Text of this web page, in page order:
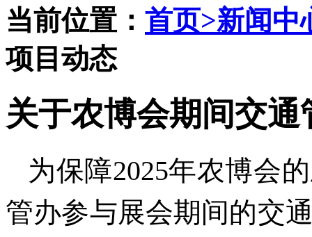
当前位置： 首页>新闻中
项目动态
关于农博会期间交
为保障2025年农博会
管办参与展会期间的交